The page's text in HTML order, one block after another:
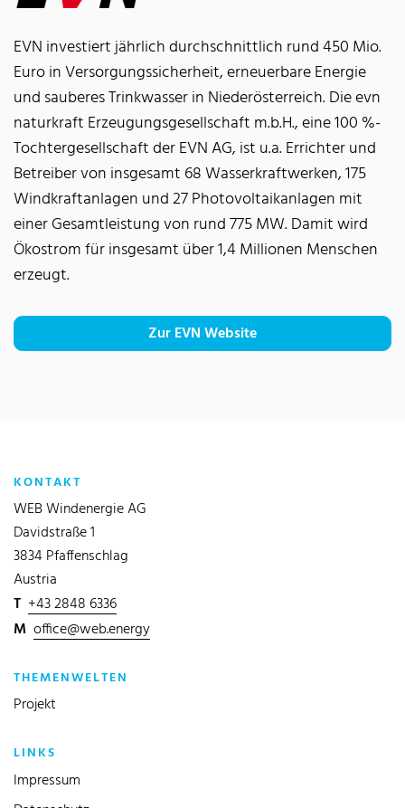
EVN investiert jährlich durchschnittlich rund 450 Mio.
Euro in Versorgungssicherheit, erneuerbare Energie
und sauberes Trinkwasser in Niederösterreich. Die evn
naturkraft Erzeugungsgesellschaft m.b.H., eine 100 %-
Tochtergesellschaft der EVN AG, ist u.a. Errichter und
Betreiber von insgesamt 68 Wasserkraftwerken, 175
Windkraftanlagen und 27 Photovoltaikanlagen mit
einer Gesamtleistung von rund 775 MW. Damit wird
Ökostrom für insgesamt über 1,4 Millionen Menschen
erzeugt.
Zur EVN Website
KONTAKT
WEB Windenergie AG
Davidstraße 1
3834 Pfaffenschlag
Austria
T +43 2848 6336
M office@web.energy
THEMENWELTEN
Projekt
LINKS
Impressum